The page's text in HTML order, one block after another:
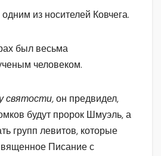
из носителей Ковчега.
был весьма
человеком.
святости,он предвидел,
будут пророк Шмуэль, а
групп левитов, которые
Писание с